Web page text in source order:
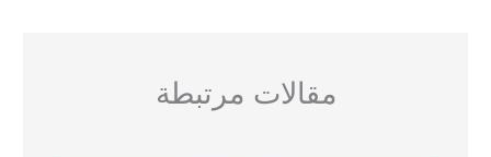
مقالات مرتبطة